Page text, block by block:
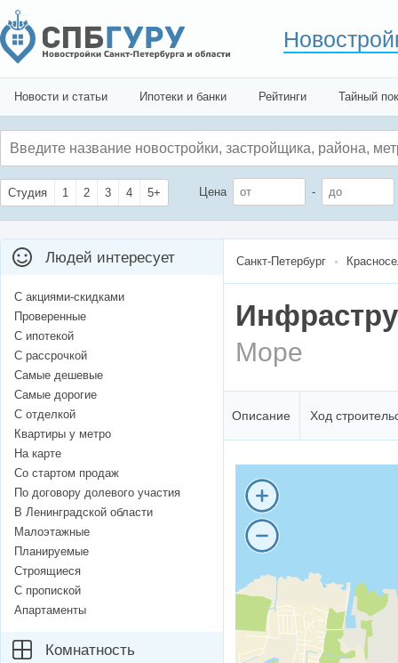
Новости и статьи Ипотеки и банки Рейтинги Тайный
Студия 1 2 3 4 5+ Цена -
Санкт-Петербург
Море
Описание Ход
Людей интересует
С акциями-скидками
Проверенные
С ипотекой
С рассрочкой
Самые дешевые
Самые дорогие
С отделкой
Квартиры у метро
На карте
Со стартом продаж
По договору долевого участия
В Ленинградской области
Малоэтажные
Планируемые
Строящиеся
С пропиской
Апартаменты
Комнатность